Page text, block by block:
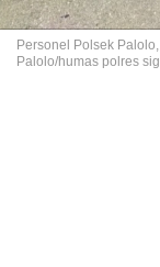
Personel Polsek
Palolo/humas polres